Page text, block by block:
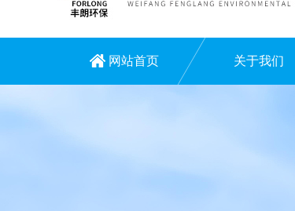
网站首页 关于我们